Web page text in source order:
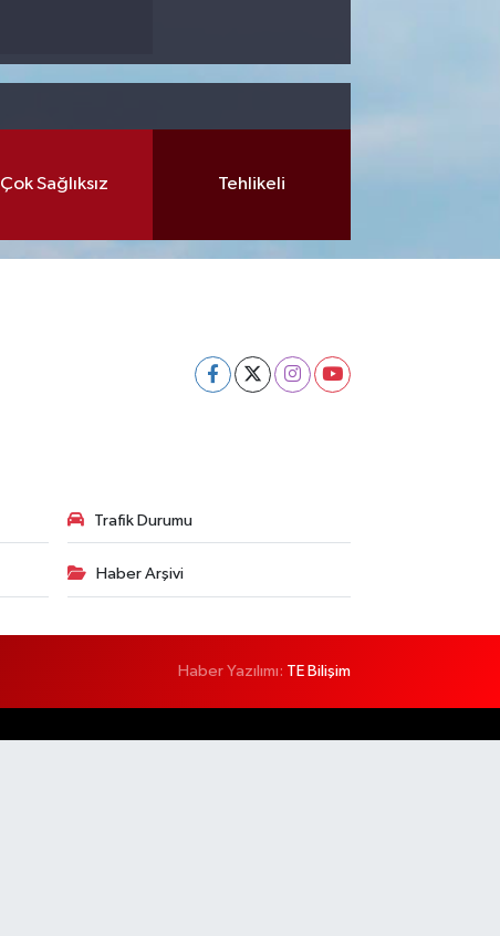
Çok Sağlıksız Tehlikeli
Trafik Durumu
Haber Arşivi
Haber Yazılımı: TE Bilişim